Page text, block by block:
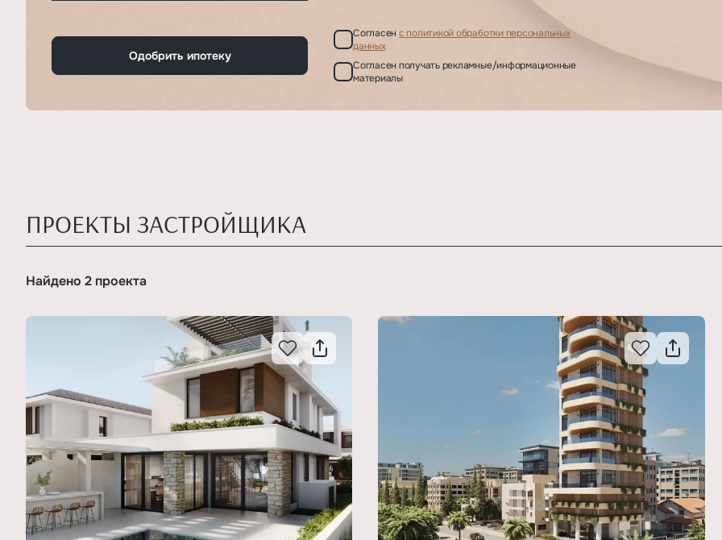
Одобрить ипотеку
Согласен с политикой обработки персональных
данных
Согласен получать рекламные/информационные
материалы
ПРОЕКТЫ ЗАСТРОЙЩИКА
Найдено 2 проекта